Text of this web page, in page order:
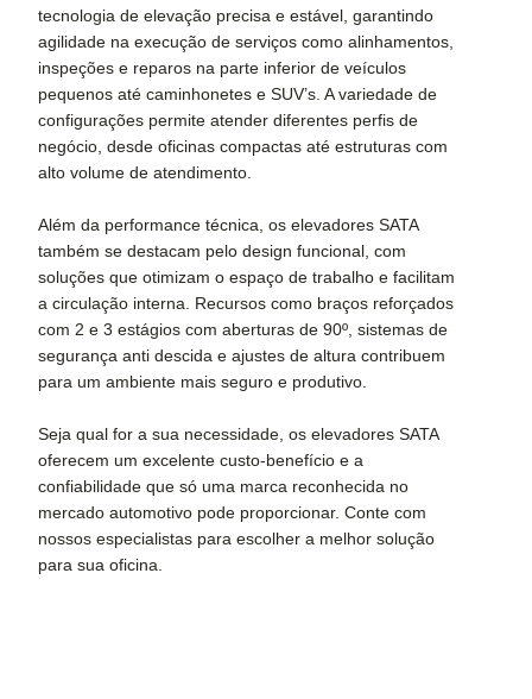
tecnologia de elevação precisa e estável, garantindo
agilidade na execução de serviços como alinhamentos,
inspeções e reparos na parte inferior de veículos
pequenos até caminhonetes e SUV’s. A variedade de
configurações permite atender diferentes perfis de
negócio, desde oficinas compactas até estruturas com
alto volume de atendimento.
Além da performance técnica, os elevadores SATA
também se destacam pelo design funcional, com
soluções que otimizam o espaço de trabalho e facilitam
a circulação interna. Recursos como braços reforçados
com 2 e 3 estágios com aberturas de 90º, sistemas de
segurança anti descida e ajustes de altura contribuem
para um ambiente mais seguro e produtivo.
Seja qual for a sua necessidade, os elevadores SATA
oferecem um excelente custo-benefício e a
confiabilidade que só uma marca reconhecida no
mercado automotivo pode proporcionar. Conte com
nossos especialistas para escolher a melhor solução
para sua oficina.